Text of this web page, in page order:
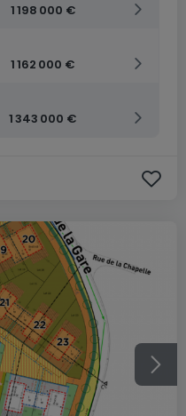
1 198 000 €
1 162 000 €
1 343 000 €